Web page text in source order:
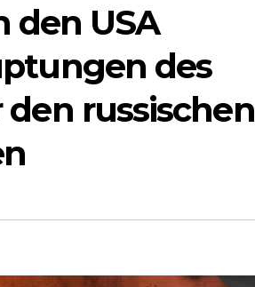
den USA
des
russischen